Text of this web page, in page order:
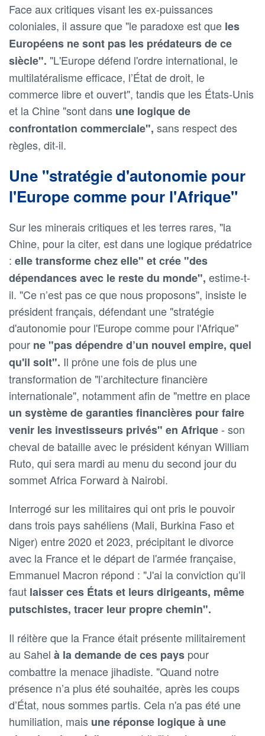
Face aux critiques visant les ex-puissances
coloniales, il assure que "le paradoxe est que les
Européens ne sont pas les prédateurs de ce
siècle". "L'Europe défend l'ordre international, le
multilatéralisme efficace, l’État de droit, le
commerce libre et ouvert", tandis que les États-Unis
et la Chine "sont dans une logique de
confrontation commerciale", sans respect des
règles, dit-il.
Une "stratégie d'autonomie pour
l'Europe comme pour l'Afrique"
Sur les minerais critiques et les terres rares, "la
Chine, pour la citer, est dans une logique prédatrice
: elle transforme chez elle" et crée "des
dépendances avec le reste du monde", estime-t-
il. "Ce n’est pas ce que nous proposons", insiste le
président français, défendant une "stratégie
d'autonomie pour l'Europe comme pour l'Afrique"
pour ne "pas dépendre d’un nouvel empire, quel
qu'il soit". Il prône une fois de plus une
transformation de "l’architecture financière
internationale", notamment afin de "mettre en place
un système de garanties financières pour faire
venir les investisseurs privés" en Afrique- son
cheval de bataille avec le président kényan William
Ruto, qui sera mardi au menu du second jour du
sommet Africa Forward à Nairobi.
Interrogé sur les militaires qui ont pris le pouvoir
dans trois pays sahéliens (Mali, Burkina Faso et
Niger) entre 2020 et 2023, précipitant le divorce
avec la France et le départ de l'armée française,
Emmanuel Macron répond : "J'ai la conviction qu’il
faut laisser ces États et leurs dirigeants, même
putschistes, tracer leur propre chemin".
Il réitère que la France était présente militairement
au Sahel à la demande de ces pays pour
combattre la menace jihadiste. "Quand notre
présence n’a plus été souhaitée, après les coups
d’État, nous sommes partis. Cela n'a pas été une
humiliation, mais une réponse logique à une